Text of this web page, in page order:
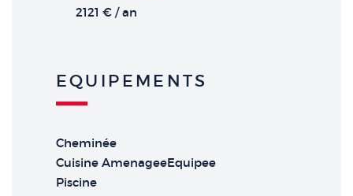
2121 € / an
EQUIPEMENTS
Cheminée
Cuisine AmenageeEquipee
Piscine